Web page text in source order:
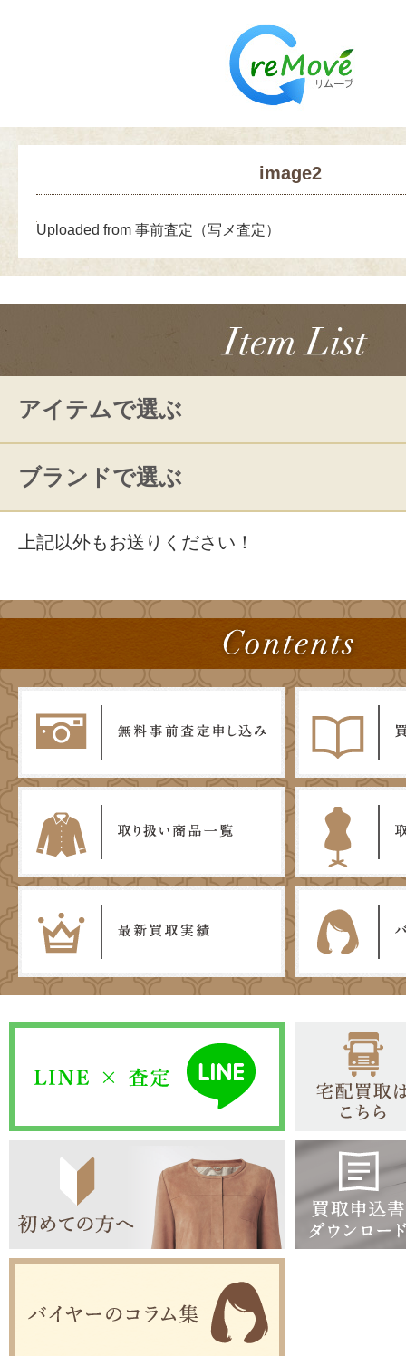
image2
Uploaded from 事前査定（写メ査定）
アイテムで選ぶ
ブランドで選ぶ
上記以外もお送りください！